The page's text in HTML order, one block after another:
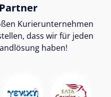
Kurierunternehmen
dass wir für jeden
haben!